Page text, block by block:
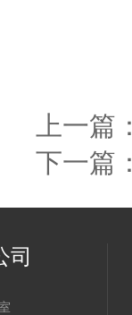
上一篇
下一篇
司